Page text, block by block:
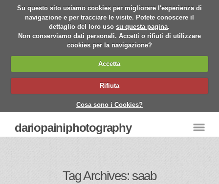
Su questo sito usiamo cookies per migliorare l'esperienza di
navigazione e per tracciare le visite. Potete conoscere il
dettaglio del loro usosu questa pagina.
Non conserviamo dati personali. Accetti o rifiuti di utilizzare
cookies per la navigazione?
Accetta
Rifiuta
Cosa sono i Cookies?
dariopainiphotography
Tag Archives: saab